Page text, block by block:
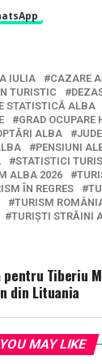
IULIA
CAZARE
TURISTIC
STATISTICĂ ALBA
GRAD OCUPARE
ALBA
PENSIUNI
STATISTICI
ALBA 2026
ÎN REGRES
TURISM
TURIȘTI STRĂINI
Tiberiu
din Lituania
YOU MAY LIKE